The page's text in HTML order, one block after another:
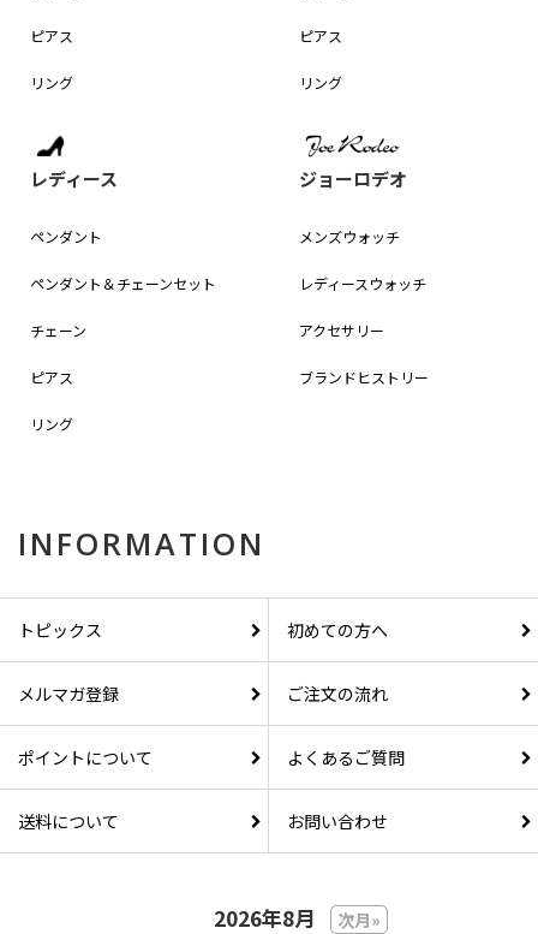
ピアス
リング
ピアス
リング
レディース
ペンダント
ペンダント＆チェーンセット
チェーン
ピアス
リング
ジョーロデオ
メンズウォッチ
レディースウォッチ
アクセサリー
ブランドヒストリー
INFORMATION
トピックス
メルマガ登録
ポイントについて
送料について
初めての方へ
ご注文の流れ
よくあるご質問
お問い合わせ
2026年8月 次月»